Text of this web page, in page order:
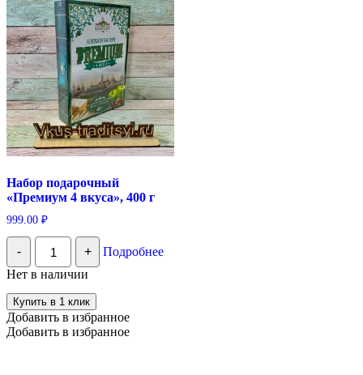
Набор подарочный
«Премиум 4 вкуса», 400 г
999.00 ₽
-
Количество
Набор
подарочный
"Премиум
4
вкуса",
400
г
+
Подробнее
Нет в наличии
Купить в 1 клик
Добавить в избранное
Добавить в избранное